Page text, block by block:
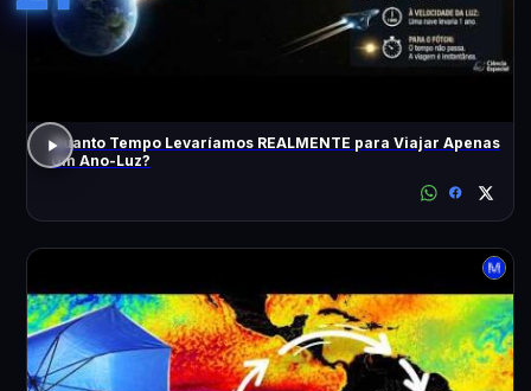
Quanto Tempo Levaríamos REALMENTE para Viajar Apenas
Um Ano-Luz?